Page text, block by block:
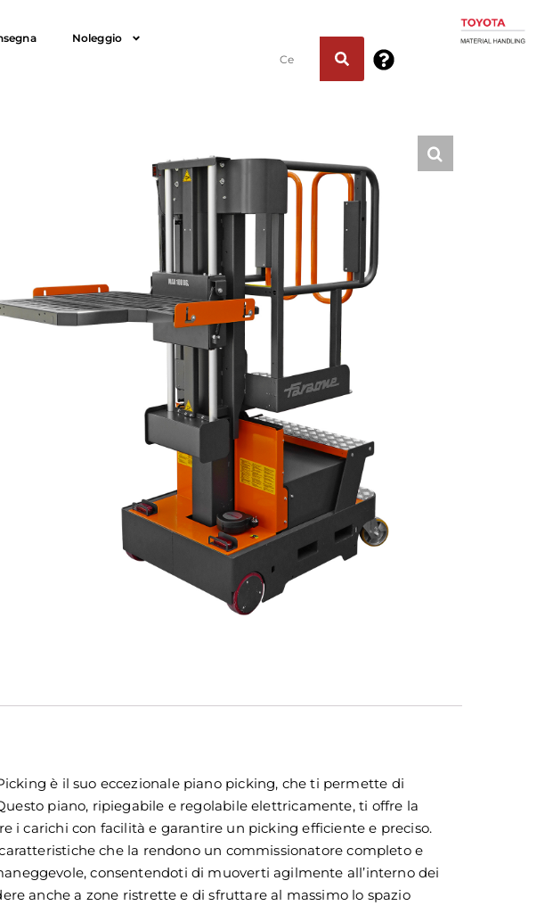
Noleggio
è il suo eccezionale piano picking, che ti permette di
piano, ripiegabile e regolabile elettricamente, ti offre la
i carichi con facilità e garantire un picking efficiente e preciso.
che la rendono un commissionatore completo e
consentendoti di muoverti agilmente all’interno dei
anche a zone ristrette e di sfruttare al massimo lo spazio